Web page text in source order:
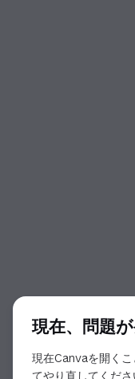
現在、問題
現在Canvaを開く
てやり直してくださ